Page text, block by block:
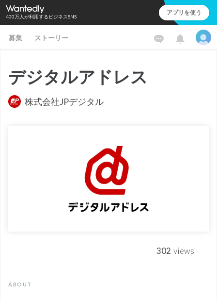
400万人が利用するビジネスSNS アプリを使う
募集 ストーリー
デジタルアドレス
株式会社JPデジタル
302 views
ABOUT